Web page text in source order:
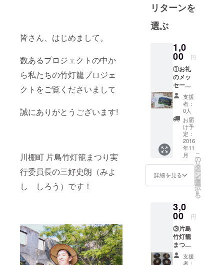
皆さん、はじめまして。
数あるプロジェクトの中か
ら私たちの竹灯籠プロジェ
クトをご覧くださいまして
誠にありがとうございます!
川棚町 片島竹灯籠まつり実
行委員長の三好史朗（みよ
し しろう）です！
いた施設で
すが、実は
戦時中に航
空機が使用
する魚雷の
性能を試験
するもの
だったので
す。
終戦を迎え
た時、その
建物は使わ
れることな
く約70年の
歳月をかけ
て朽ちてい
きました。
が抜け落
ち、そこに
種が飛んで
きて大きな
大きな木に
リターンを
選ぶ
1,0
00 円
①お礼
のメッ
セージ
私達の
プロ
ジェク
トにご
協力頂
いた皆
様へ、
お礼の
お返事
を送ら
せて頂
きま
す。 ②
で地域
活性化
に取り
組まれ
ている
【みん
なでワ
ハハ】
支援
者：
0人
お届
け予
定：
2016
年11
月
詳細を見る
こ
の
リ
タ
ー
ン
を
選
択
す
る
3,0
00 円
③片島
竹灯籠
まつり
フォト
CD 川棚
支援
者：